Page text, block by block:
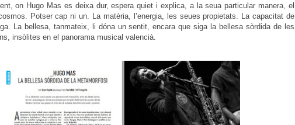
on Hugo Mas es deixa dur, espera quiet i explica, a la seua particular manera, el
Potser cap ni un. La matèria, l’energia, les seues propietats. La capacitat de
La bellesa, tanmateix, li dóna un sentit, encara que siga la bellesa sòrdida de les
insòlites en el panorama musical valencià.